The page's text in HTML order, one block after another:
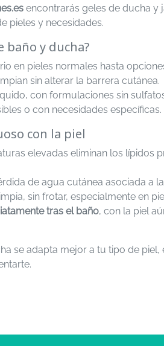
encontrarás geles de ducha y
pieles y necesidades.
baño y ducha?
en pieles normales hasta
sin alterar la barrera cutánea.
con formulaciones sin
o con necesidades específicas.
con la piel
elevadas eliminan los lípidos
de agua cutánea asociada a
sin frotar, especialmente en
tras el baño, con la piel
se adapta mejor a tu tipo de